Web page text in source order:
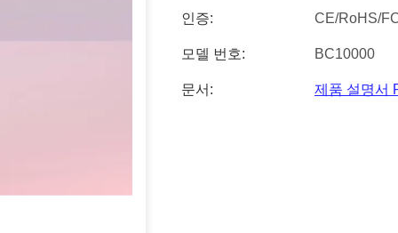
인증: CE/RoHS/
모델 번호: BC10000
문서: 제품 설명서